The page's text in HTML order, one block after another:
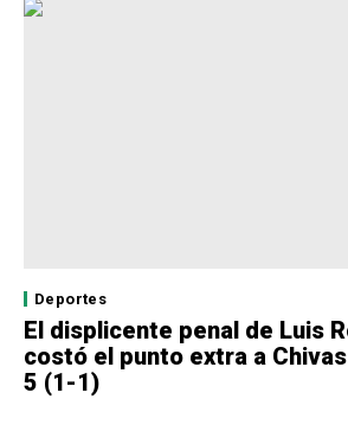
Deportes
El displicente penal de Luis
costó el punto extra a
5 (1-1)